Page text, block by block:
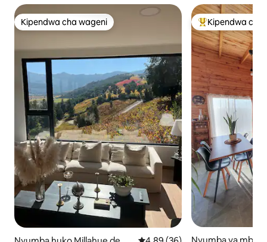
Kipendwa cha wageni
Kipendwa cha wageni Kipendwa
Kipendwa cha